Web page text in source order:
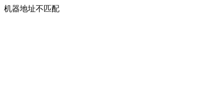
机器地址不匹配